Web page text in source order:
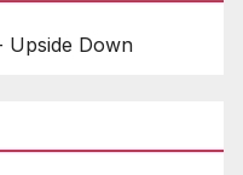
Upside Down